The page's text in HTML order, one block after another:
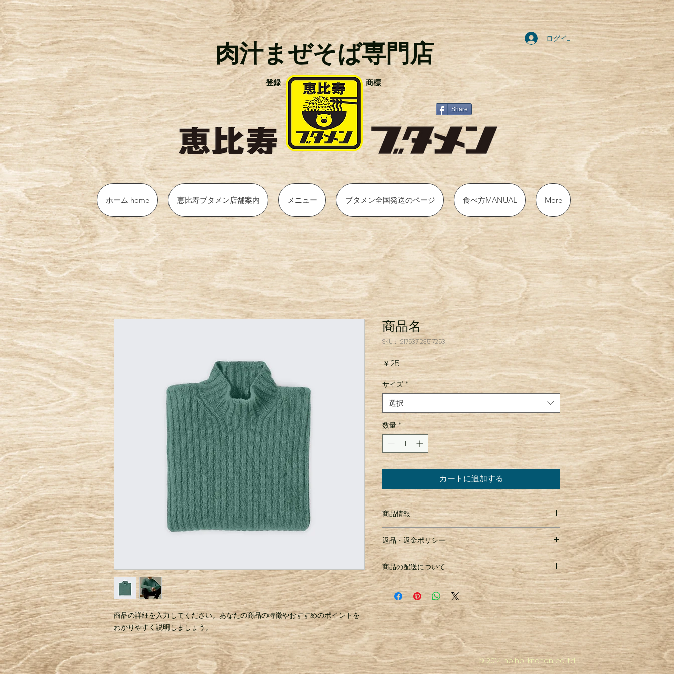
肉汁まぜそば専門店
登録 商標
Share
ログイン
ホーム home 恵比寿ブタメン店舗案内 メニュー ブタメン全国発送のページ 食べ方MANUAL More
商品の詳細を入力してください。あなたの商品の特徴やおすすめのポイントを
わかりやすく説明しましょう。
商品名
SKU： 217537123517253
￥25価
サイズ *
選択
数量 *
カートに追加する
商品情報
商品の詳細を入力してください。サイズ、素材、取扱説
明に加え、商品の特徴やおすすめのポイントなどを説明
しましょう。
返品・返金ポリシー
返品・返金ポリシーを入力してください。顧客が商品に
満足しなかった場合や、不備があった場合に行う手続き
の手順などを説明しましょう。内容を明確にすることで
顧客からの信頼を獲得し、安心して商品を購入していた
だけます。
商品の配送について
配送地域、料金、所要時間、梱包など、商品の配送に関
する情報を入力してください。配送情報を明確にするこ
とで顧客からの信頼を獲得し、安心して商品を購入して
いただけます。
© 2014 hoihoi kitchen co.,ltd.